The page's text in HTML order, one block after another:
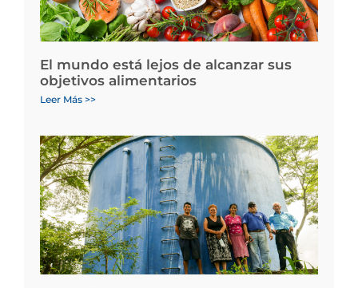
El mundo está lejos de alcanzar sus
objetivos alimentarios
Leer Más >>